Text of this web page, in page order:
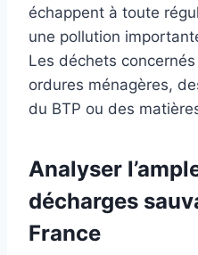
échappent à toute
une pollution
Les déchets
ordures ménagères,
du BTP ou des
Analyser
décharges
France